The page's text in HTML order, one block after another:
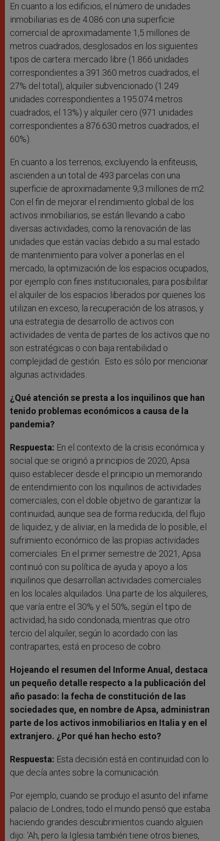
En cuanto a los edificios, el número de unidades
inmobiliarias es de 4.086 con una superficie
comercial de aproximadamente 1,5 millones de
metros cuadrados, desglosados en los siguientes
tipos de cartera: mercado libre (1.866 unidades
correspondientes a 391.360 metros cuadrados, el
27% del total), alquiler subvencionado (1.249
unidades correspondientes a 195.074 metros
cuadrados, el 13%) y alquiler cero (971 unidades
correspondientes a 876.630 metros cuadrados, el
60%).
En cuanto a los terrenos, excluyendo la enfiteusis,
ascienden a un total de 493 parcelas con una
superficie de aproximadamente 9,3 millones de m2.
Con el fin de mejorar el rendimiento global de los
activos inmobiliarios, se están llevando a cabo
diversas actividades, como la renovación de las
unidades que están vacías debido a su mal estado
de mantenimiento para volver a ponerlas en el
mercado, la optimización de los espacios ocupados,
por ejemplo con fines institucionales, para posibilitar
el alquiler de los espacios liberados por quienes los
utilizan en exceso, la recuperación de los atrasos, y
una estrategia de desarrollo de activos con
actividades de venta de partes de los activos que no
son estratégicas o con baja rentabilidad o
complejidad de gestión. Esto es sólo por mencionar
algunas actividades.
¿Qué atención se presta a los inquilinos que han
tenido problemas económicos a causa de la
pandemia?
Respuesta: En el contexto de la crisis económica y
social que se originó a principios de 2020, Apsa
quiso establecer desde el principio un memorando
de entendimiento con los inquilinos de actividades
comerciales, con el doble objetivo de garantizar la
continuidad, aunque sea de forma reducida, del flujo
de liquidez, y de aliviar, en la medida de lo posible, el
sufrimiento económico de las propias actividades
comerciales. En el primer semestre de 2021, Apsa
continuó con su política de ayuda y apoyo a los
inquilinos que desarrollan actividades comerciales
en los locales alquilados. Una parte de los alquileres,
que varía entre el 30% y el 50%, según el tipo de
actividad, ha sido condonada, mientras que otro
tercio del alquiler, según lo acordado con las
contrapartes, está en proceso de cobro.
Hojeando el resumen del Informe Anual, destaca
un pequeño detalle respecto a la publicación del
año pasado: la fecha de constitución de las
sociedades que, en nombre de Apsa, administran
parte de los activos inmobiliarios en Italia y en el
extranjero. ¿Por qué han hecho esto?
Respuesta: Esta decisión está en continuidad con lo
que decía antes sobre la comunicación.
Por ejemplo, cuando se produjo el asunto del infame
palacio de Londres, todo el mundo pensó que estaba
haciendo grandes descubrimientos cuando alguien
dijo: ‘Ah, pero la Iglesia también tiene otros bienes,